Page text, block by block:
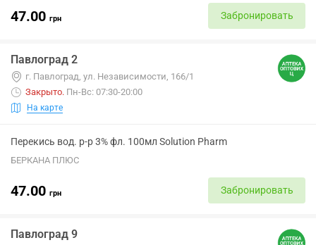
47.00 грн Забронировать
Павлоград 2
г. Павлоград, ул. Независимости, 166/1
Закрыто. Пн-Вс: 07:30-20:00
На карте
Перекись вод. р-р 3% фл. 100мл Solution Pharm
БЕРКАНА ПЛЮС
47.00 грн Забронировать
Павлоград 9